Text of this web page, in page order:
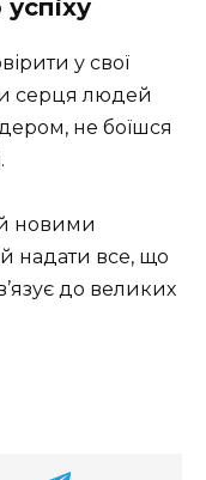
у свої
серця людей
не боїшся
новими
надати все, що
до великих